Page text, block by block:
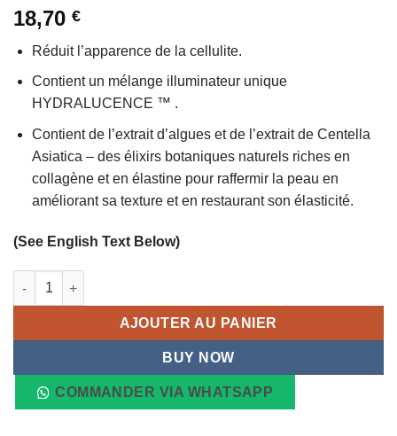
5
18,70 €
Réduit l’apparence de la cellulite.
Contient un mélange illuminateur unique
HYDRALUCENCE ™ .
Contient de l’extrait d’algues et de l’extrait de Centella
Asiatica – des élixirs botaniques naturels riches en
collagène et en élastine pour raffermir la peau en
améliorant sa texture et en restaurant son élasticité.
(See English Text Below)
quantité de Crème hydratante raffermissante à base d'huile
AJOUTER AU PANIER
BUY NOW
COMMANDER VIA WHATSAPP